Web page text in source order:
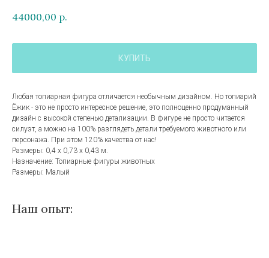
44000,00 р.
КУПИТЬ
Любая топиарная фигура отличается необычным дизайном. Но топиарий
Ёжик - это не просто интересное решение, это полноценно продуманный
дизайн с высокой степенью детализации. В фигуре не просто читается
силуэт, а можно на 100% разглядеть детали требуемого животного или
персонажа. При этом 120% качества от нас!
Размеры: 0,4 х 0,73 х 0,43 м.
Назначение: Топиарные фигуры животных
Размеры: Малый
Наш опыт: